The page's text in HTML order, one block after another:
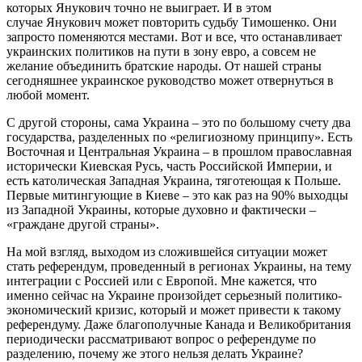
которых Янукович точно не выиграет. И в этом
случае Янукович может повторить судьбу Тимошенко. Они
запросто поменяются местами. Вот и все, что останавливает
украинских политиков на пути в зону евро, а совсем не
желание объединить братские народы. От нашей страны
сегодняшнее украинское руководство может отвернуться в
любой момент.
С другой стороны, сама Украина – это по большому счету два
государства, разделенных по «религиозному принципу». Есть
Восточная и Центральная Украина – в прошлом православная
исторически Киевская Русь, часть Российской Империи, и
есть католическая Западная Украина, тяготеющая к Польше.
Первые митингующие в Киеве – это как раз на 90% выходцы
из Западной Украины, которые духовно и фактически –
«граждане другой страны».
На мой взгляд, выходом из сложившейся ситуации может
стать референдум, проведенный в регионах Украины, на тему
интеграции с Россией или с Европой. Мне кажется, что
именно сейчас на Украине произойдет серьезный политико-
экономический кризис, который и может привести к такому
референдуму. Даже благополучные Канада и Великобритания
периодически рассматривают вопрос о референдуме по
разделению, почему же этого нельзя делать Украине?